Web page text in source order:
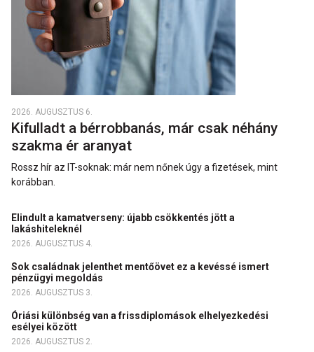
2026. AUGUSZTUS 6.
Kifulladt a bérrobbanás, már csak néhány
szakma ér aranyat
Rossz hír az IT-soknak: már nem nőnek úgy a fizetések, mint
korábban.
Elindult a kamatverseny: újabb csökkentés jött a
lakáshiteleknél
2026. AUGUSZTUS 4.
Sok családnak jelenthet mentőövet ez a kevéssé ismert
pénzügyi megoldás
2026. AUGUSZTUS 3.
Óriási különbség van a frissdiplomások elhelyezkedési
esélyei között
2026. AUGUSZTUS 2.